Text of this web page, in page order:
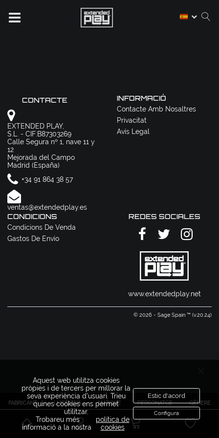
FABRICANT LLICÈNCIA MARQUE PERSONATGE GÈNERE
CONTACTE
EXTENDED PLAY,
S.L. - CIF:B87303269
Calle Segura nº 1, nave 11 y
12
Mejorada del Campo
Madrid (España)
+34 91 864 38 57
ventas@extendedplay.es
INFORMACIÓ
Contacte Amb Nosaltres
Privacitat
Avís Legal
CONDICIONS
Condicions De Venda
Gastos De Envío
REDES SOCIALES
www.extendedplay.net
© 2026 - Sage Spain ™ (v.20.24)
Aquest web utilitza cookies
pròpies i de tercers per millorar la
seva experiència d'usuari. Trieu
quines cookies ens permet
utilitzar.
Trobareu més
informació a la nostra
política de
cookies
Estic d'acord
Configura